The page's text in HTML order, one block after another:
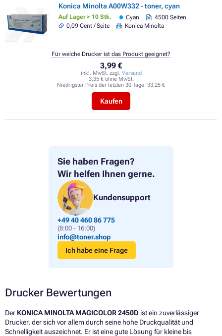
Sie haben Fragen?
Wir helfen Ihnen gerne.
Kundensupport
+49 40 460 86 775
(8:00 - 16:00)
info@toner.shop
Ich habe eine Frage
Konica Minolta A00W332 - toner, cyan
Auf Lager > 10 Stk. Cyan
4500 Seiten
0,09 Cent / Seite
Konica Minolta
3,99 €
inkl. MwSt. zzgl. Versand
3,35 € ohne MwSt.
Niedrigster Preis der letzten 30 Tage: 33,25 €
Kaufen
Für welche Drucker ist das Produkt geeignet?
Drucker Bewertungen
Der KONICA MINOLTA MAGICOLOR 2450D ist ein zuverlässiger
Drucker, der sich vor allem durch seine hohe Druckqualität und
Schnelligkeit auszeichnet. Er ist eine gute Lösung für kleine bis